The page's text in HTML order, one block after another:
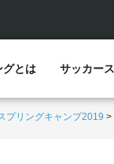
グとは サッカー
プリングキャンプ2019 >